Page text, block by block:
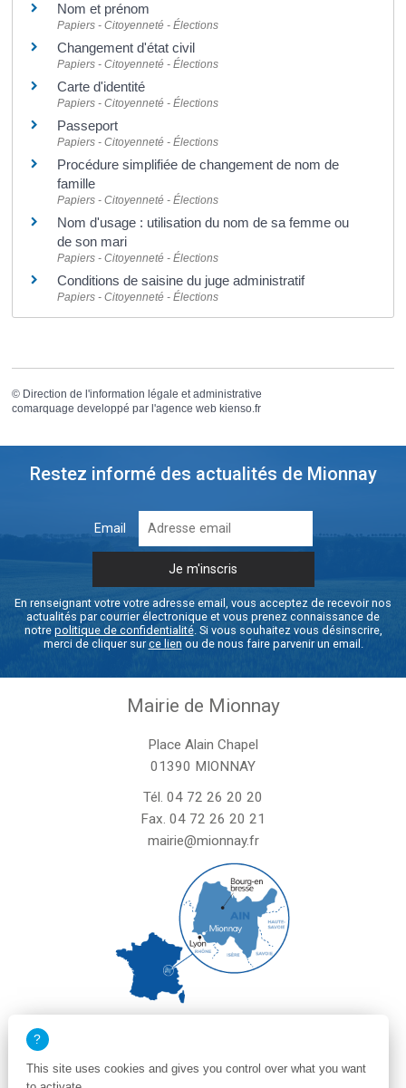
Nom et prénom
Papiers - Citoyenneté - Élections
Changement d'état civil
Papiers - Citoyenneté - Élections
Carte d'identité
Papiers - Citoyenneté - Élections
Passeport
Papiers - Citoyenneté - Élections
Procédure simplifiée de changement de nom de
famille
Papiers - Citoyenneté - Élections
Nom d'usage : utilisation du nom de sa femme ou
de son mari
Papiers - Citoyenneté - Élections
Conditions de saisine du juge administratif
Papiers - Citoyenneté - Élections
© Direction de l'information légale et administrative
comarquage developpé par l'agence web kienso.fr
Restez informé des actualités de Mionnay
Email
En renseignant votre votre adresse email, vous acceptez de recevoir nos
actualités par courrier électronique et vous prenez connaissance de
notre politique de confidentialité. Si vous souhaitez vous désinscrire,
merci de cliquer surce lien ou de nous faire parvenir un email.
Mairie de Mionnay
Place Alain Chapel
01390 MIONNAY
Tél. 04 72 26 20 20
Fax. 04 72 26 20 21
mairie@mionnay.fr
le vendredi de 8h30 à 12h et de 13h30 à 16h30
This site uses cookies and gives you control over what you want